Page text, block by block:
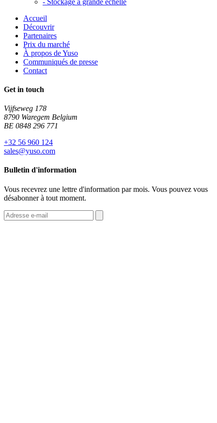
Accueil
Découvrir
Partenaires
Prix du marché
À propos de Yuso
Communiqués de presse
Contact
Get in touch
Vijfseweg 178
8790 Waregem Belgium
BE 0848 296 771
+32 56 960 124
sales@yuso.com
Bulletin d'information
Vous recevrez une lettre d'information par mois. Vous pouvez vous
désabonner à tout moment.